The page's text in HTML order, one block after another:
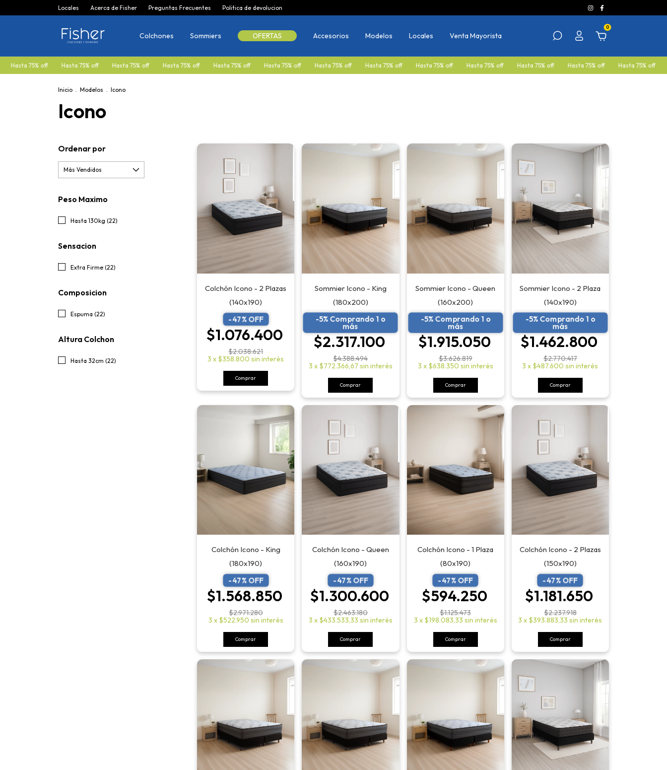
Locales Acerca de Fisher Preguntas Frecuentes Politica de devolucion
Colchones Sommiers OFERTAS Accesorios Modelos Locales Venta Mayorista
0
off Hasta 75% off Hasta 75% off Hasta 75% off Hasta 75% off Hasta 75% off Hasta 75% off Hasta 75% off Hasta 75% off Hasta 75% off Hasta 75% off Hasta 75% off Hasta 75% off Hasta 75%
Inicio . Modelos . Icono
Icono
Ordenar por
Peso Maximo
Hasta 130kg (22)
Sensacion
Extra Firme (22)
Composicion
Espuma (22)
Altura Colchon
Hasta 32cm (22)
Colchón Icono - 2 Plazas
(140x190)
-47% OFF
$1.076.400
$2.038.621
3 x $358.800 sin interés
Comprar
Sommier Icono - King
(180x200)
-5% Comprando 1 o
más
$2.317.100
$4.388.494
3 x $772.366,67 sin interés
Comprar
Sommier Icono - Queen
(160x200)
-5% Comprando 1 o
más
$1.915.050
$3.626.819
3 x $638.350 sin interés
Comprar
Sommier Icono - 2 Plaza
(140x190)
-5% Comprando 1 o
más
$1.462.800
$2.770.417
3 x $487.600 sin interés
Comprar
Colchón Icono - King
(180x190)
-47% OFF
$1.568.850
$2.971.280
3 x $522.950 sin interés
Comprar
Colchón Icono - Queen
(160x190)
-47% OFF
$1.300.600
$2.463.180
3 x $433.533,33 sin interés
Comprar
Colchón Icono - 1 Plaza
(80x190)
-47% OFF
$594.250
$1.125.473
3 x $198.083,33 sin interés
Comprar
Colchón Icono - 2 Plazas
(150x190)
-47% OFF
$1.181.650
$2.237.918
3 x $393.883,33 sin interés
Comprar